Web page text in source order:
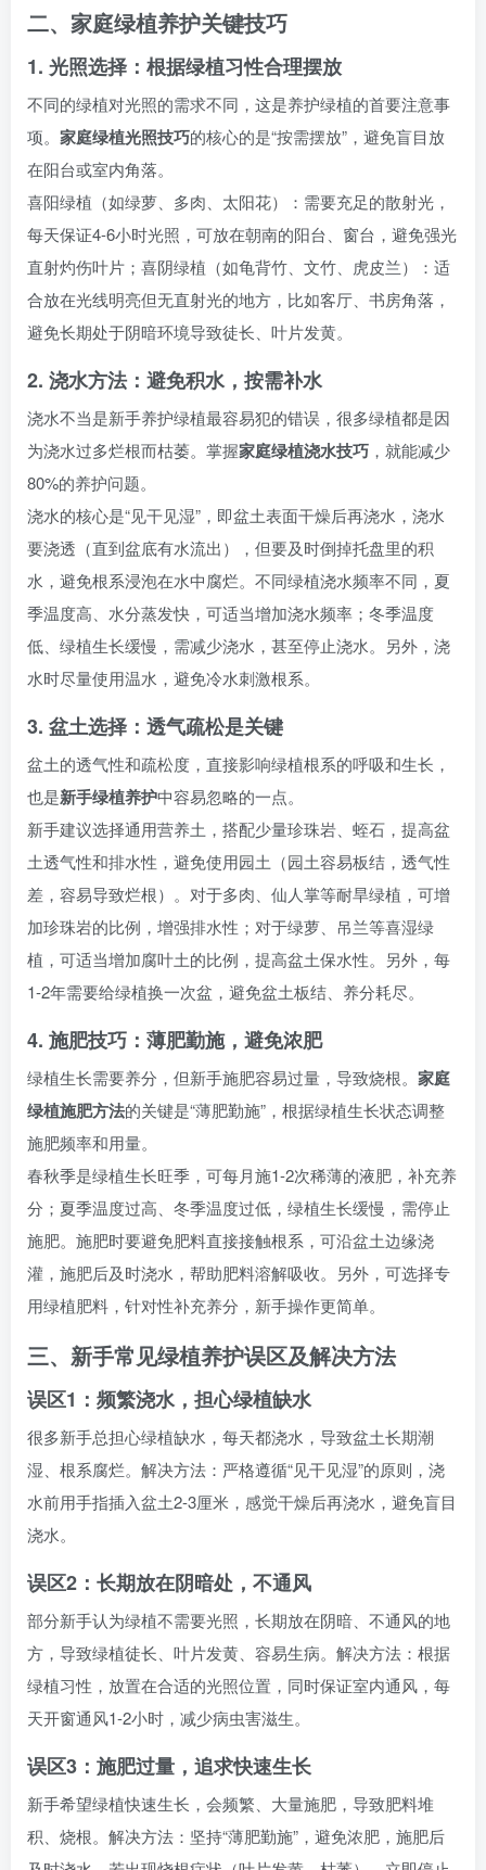
二、家庭绿植养护关键技巧
1. 光照选择：根据绿植习性合理摆放
不同的绿植对光照的需求不同，这是养护绿植的首要注意事
项。 家庭绿植光照技巧的核心的是“按需摆放”，避免盲目放
在阳台或室内角落。
喜阳绿植（如绿萝、多肉、太阳花）：需要充足的散射光，
每天保证4-6小时光照，可放在朝南的阳台、窗台，避免强光
直射灼伤叶片；喜阴绿植（如龟背竹、文竹、虎皮兰）：适
合放在光线明亮但无直射光的地方，比如客厅、书房角落，
避免长期处于阴暗环境导致徒长、叶片发黄。
2. 浇水方法：避免积水，按需补水
浇水不当是新手养护绿植最容易犯的错误，很多绿植都是因
为浇水过多烂根而枯萎。掌握家庭绿植浇水技巧 ，就能减少
80%的养护问题。
浇水的核心是“见干见湿”，即盆土表面干燥后再浇水，浇水
要浇透（直到盆底有水流出），但要及时倒掉托盘里的积
水，避免根系浸泡在水中腐烂。不同绿植浇水频率不同，夏
季温度高、水分蒸发快，可适当增加浇水频率；冬季温度
低、绿植生长缓慢，需减少浇水，甚至停止浇水。另外，浇
水时尽量使用温水，避免冷水刺激根系。
3. 盆土选择：透气疏松是关键
盆土的透气性和疏松度，直接影响绿植根系的呼吸和生长，
也是新手绿植养护中容易忽略的一点。
新手建议选择通用营养土，搭配少量珍珠岩、蛭石，提高盆
土透气性和排水性，避免使用园土（园土容易板结，透气性
差，容易导致烂根）。对于多肉、仙人掌等耐旱绿植，可增
加珍珠岩的比例，增强排水性；对于绿萝、吊兰等喜湿绿
植，可适当增加腐叶土的比例，提高盆土保水性。另外，每
1-2年需要给绿植换一次盆，避免盆土板结、养分耗尽。
4. 施肥技巧：薄肥勤施，避免浓肥
绿植生长需要养分，但新手施肥容易过量，导致烧根。 家庭
绿植施肥方法的关键是“薄肥勤施”，根据绿植生长状态调整
施肥频率和用量。
春秋季是绿植生长旺季，可每月施1-2次稀薄的液肥，补充养
分；夏季温度过高、冬季温度过低，绿植生长缓慢，需停止
施肥。施肥时要避免肥料直接接触根系，可沿盆土边缘浇
灌，施肥后及时浇水，帮助肥料溶解吸收。另外，可选择专
用绿植肥料，针对性补充养分，新手操作更简单。
三、新手常见绿植养护误区及解决方法
误区1：频繁浇水，担心绿植缺水
很多新手总担心绿植缺水，每天都浇水，导致盆土长期潮
湿、根系腐烂。解决方法：严格遵循“见干见湿”的原则，浇
水前用手指插入盆土2-3厘米，感觉干燥后再浇水，避免盲目
浇水。
误区2：长期放在阴暗处，不通风
部分新手认为绿植不需要光照，长期放在阴暗、不通风的地
方，导致绿植徒长、叶片发黄、容易生病。解决方法：根据
绿植习性，放置在合适的光照位置，同时保证室内通风，每
天开窗通风1-2小时，减少病虫害滋生。
误区3：施肥过量，追求快速生长
新手希望绿植快速生长，会频繁、大量施肥，导致肥料堆
积、烧根。解决方法：坚持“薄肥勤施”，避免浓肥，施肥后